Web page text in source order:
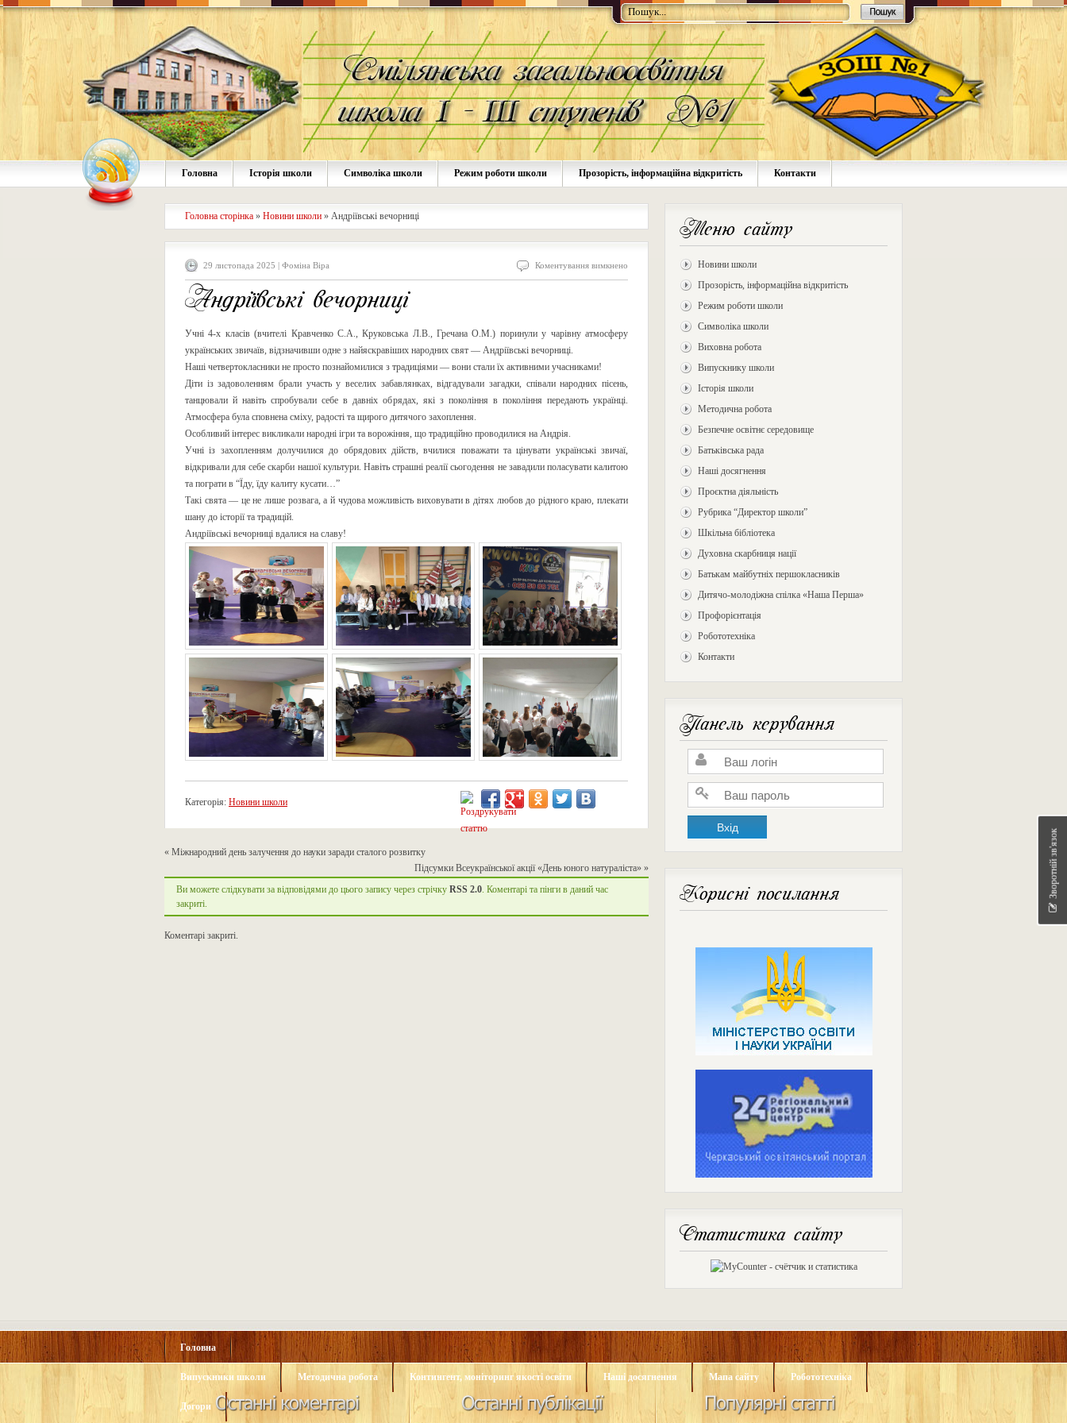
Головна Історія школи Символіка школи Режим роботи школи Прозорість, інформаційна відкритість Контакти
Меню сайту
Новини школи
Прозорість, інформаційна відкритість
Режим роботи школи
Символіка школи
Виховна робота
Випускнику школи
Історія школи
Методична робота
Безпечне освітнє середовище
Батьківська рада
Наші досягнення
Проєктна діяльність
Рубрика “Директор школи”
Шкільна бібліотека
Духовна скарбниця нації
Батькам майбутніх першокласників
Дитячо-молодіжна спілка «Наша Перша»
Профорієнтація
Робототехніка
Контакти
Панель керування
Корисні посилання
Статистика сайту
Головна сторінка » Новини школи » Андріївські вечорниці
29 листопада 2025 | Фоміна Віра Коментування вимкнено
Андріївські вечорниці
Учні 4-х класів (вчителі Кравченко С.А., Круковська Л.В., Гречана О.М.) поринули у чарівну атмосферу
українських звичаїв, відзначивши одне з найяскравіших народних свят — Андріївські вечорниці.
Наші четвертокласники не просто познайомилися з традиціями — вони стали їх активними учасниками!
Діти із задоволенням брали участь у веселих забавлянках, відгадували загадки, співали народних пісень,
танцювали й навіть спробували себе в давніх обрядах, які з покоління в покоління передають українці.
Атмосфера була сповнена сміху, радості та щирого дитячого захоплення.
Особливий інтерес викликали народні ігри та ворожіння, що традиційно проводилися на Андрія.
Учні із захопленням долучилися до обрядових дійств, вчилися поважати та цінувати українські звичаї,
відкривали для себе скарби нашої культури. Навіть страшні реалії сьогодення не завадили поласувати калитою
та пограти в “Їду, їду калиту кусати…”
Такі свята — це не лише розвага, а й чудова можливість виховувати в дітях любов до рідного краю, плекати
шану до історії та традицій.
Андріївські вечорниці вдалися на славу!
Категорія: Новини школи
« Міжнародний день залучення до науки заради сталого розвитку
Підсумки Всеукраїнської акції «День юного натураліста» »
Ви можете слідкувати за відповідями до цього запису через стрічку RSS 2.0. Коментарі та пінги в даний час
закриті.
Коментарі закриті.
Головна
Випускники школи Методична робота Контингент, моніторинг якості освіти Наші досягнення Мапа сайту Робототехніка
Догори
Зворотній зв'язок